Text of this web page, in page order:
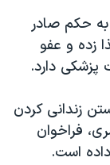
به حکم صادر
زده و عفو
پزشکی دارد.
زندانی کردن
فراخوان
است.